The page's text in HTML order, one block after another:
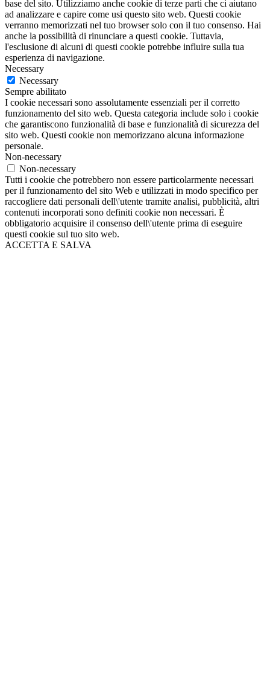
base del sito. Utilizziamo anche cookie di terze parti che ci aiutano
ad analizzare e capire come usi questo sito web. Questi cookie
verranno memorizzati nel tuo browser solo con il tuo consenso. Hai
anche la possibilità di rinunciare a questi cookie. Tuttavia,
l'esclusione di alcuni di questi cookie potrebbe influire sulla tua
esperienza di navigazione.
Necessary
Necessary
Sempre abilitato
I cookie necessari sono assolutamente essenziali per il corretto
funzionamento del sito web. Questa categoria include solo i cookie
che garantiscono funzionalità di base e funzionalità di sicurezza del
sito web. Questi cookie non memorizzano alcuna informazione
personale.
Non-necessary
Non-necessary
Tutti i cookie che potrebbero non essere particolarmente necessari
per il funzionamento del sito Web e utilizzati in modo specifico per
raccogliere dati personali dell\'utente tramite analisi, pubblicità, altri
contenuti incorporati sono definiti cookie non necessari. È
obbligatorio acquisire il consenso dell\'utente prima di eseguire
questi cookie sul tuo sito web.
ACCETTA E SALVA